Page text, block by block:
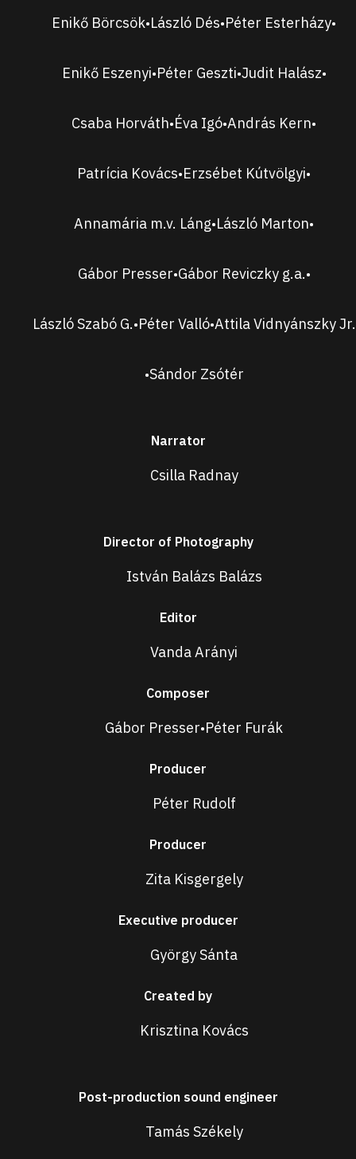
Enikő Börcsök•László Dés•Péter Esterházy•
Enikő Eszenyi•Péter Geszti•Judit Halász•
Csaba Horváth•Éva Igó•András Kern•
Patrícia Kovács•Erzsébet Kútvölgyi•
Annamária m.v. Láng•László Marton•
Gábor Presser•Gábor Reviczky g.a.•
László Szabó G.•Péter Valló•Attila Vidnyánszky Jr.
•Sándor Zsótér
Narrator
Csilla Radnay
Director of Photography
István Balázs Balázs
Editor
Vanda Arányi
Composer
Gábor Presser•Péter Furák
Producer
Péter Rudolf
Producer
Zita Kisgergely
Executive producer
György Sánta
Created by
Krisztina Kovács
Post-production sound engineer
Tamás Székely